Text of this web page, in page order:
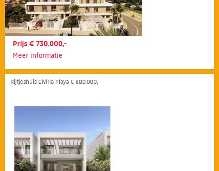
Prijs € 730.000,-
Meer informatie
Rijtjeshuis Elviria Playa € 880.000,-